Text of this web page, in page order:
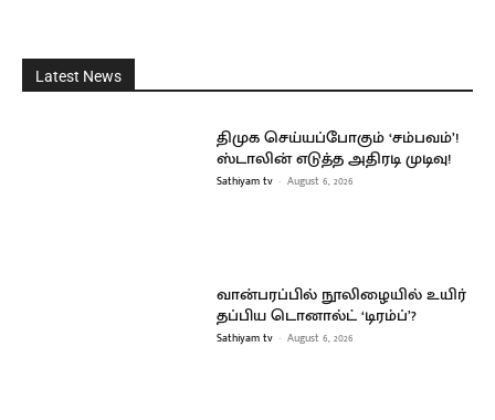
Latest News
திமுக செய்யப்போகும் ‘சம்பவம்’!
ஸ்டாலின் எடுத்த அதிரடி முடிவு!
Sathiyam tv - August 6, 2026
வான்பரப்பில் நூலிழையில் உயிர்
தப்பிய டொனால்ட் ‘டிரம்ப்’?
Sathiyam tv - August 6, 2026